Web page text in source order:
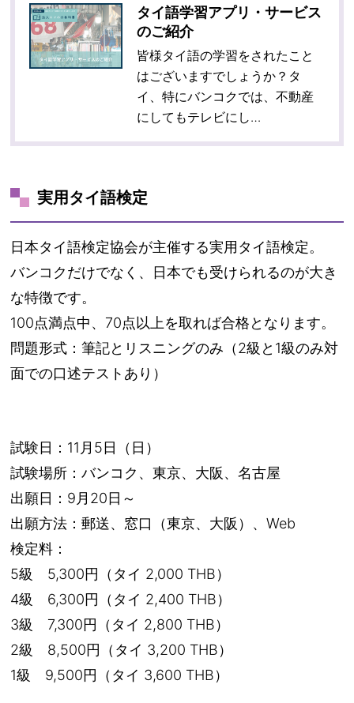
タイ語学習アプリ・サービス
のご紹介
皆様タイ語の学習をされたこと
はございますでしょうか？タ
イ、特にバンコクでは、不動産
にしてもテレビにし…
実用タイ語検定
日本タイ語検定協会が主催する実用タイ語検定。
バンコクだけでなく、日本でも受けられるのが大き
な特徴です。
100点満点中、70点以上を取れば合格となります。
問題形式：筆記とリスニングのみ（2級と1級のみ対
面での口述テストあり）
試験日：11月5日（日）
試験場所：バンコク、東京、大阪、名古屋
出願日：9月20日～
出願方法：郵送、窓口（東京、大阪）、Web
検定料：
5級 5,300円（タイ 2,000 THB）
4級 6,300円（タイ 2,400 THB）
3級 7,300円（タイ 2,800 THB）
2級 8,500円（タイ 3,200 THB）
1級 9,500円（タイ 3,600 THB）